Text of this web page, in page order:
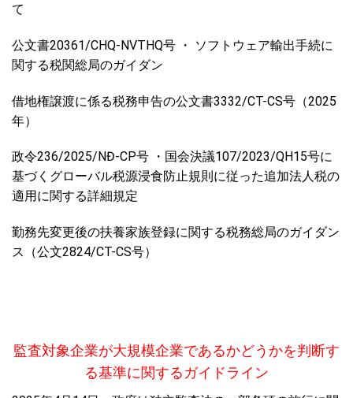
て
公文書20361/CHQ-NVTHQ号 ・ ソフトウェア輸出手続に
関する税関総局のガイダン
借地権譲渡に係る税務申告の公文書3332/CT-CS号（2025
年）
政令236/2025/NĐ-CP号 ・国会決議107/2023/QH15号に
基づくグローバル税源浸食防止規則に従った追加法人税の
適用に関する詳細規定
勤務先変更後の扶養家族登録に関する税務総局のガイダン
ス（公文2824/CT-CS号）
監査対象企業が大規模企業であるかどうかを判断す
る基準に関するガイドライン